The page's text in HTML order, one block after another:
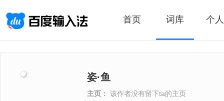
首页 词库 个
姿·鱼
主页： 该作者没有留下ta的主页